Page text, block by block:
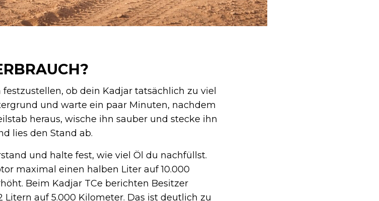
ob dein Kadjar tatsächlich zu viel
und warte ein paar Minuten, nachdem
heraus, wische ihn sauber und stecke ihn
lies den Stand ab.
und halte fest, wie viel Öl du nachfüllst.
maximal einen halben Liter auf 10.000
Beim Kadjar TCe berichten Besitzer
Litern auf 5.000 Kilometer. Das ist deutlich zu